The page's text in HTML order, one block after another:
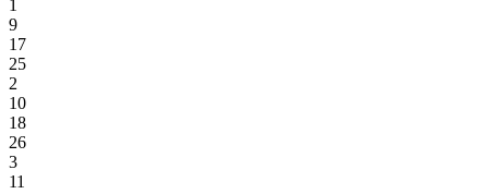
1
9
17
25
2
10
18
26
3
11